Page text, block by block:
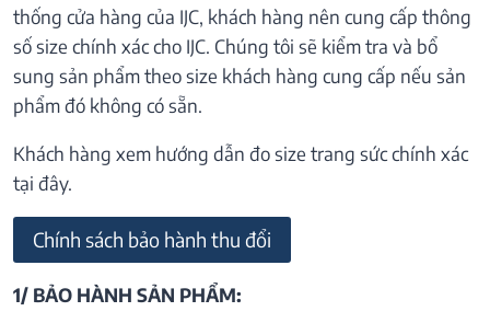
thống cửa hàng của IJC, khách hàng nên cung cấp thông
số size chính xác cho IJC. Chúng tôi sẽ kiểm tra và bổ
sung sản phẩm theo size khách hàng cung cấp nếu sản
phẩm đó không có sẵn.
Khách hàng xem hướng dẫn đo size trang sức chính xác
tại đây.
Chính sách bảo hành thu đổi
1/ BẢO HÀNH SẢN PHẨM: